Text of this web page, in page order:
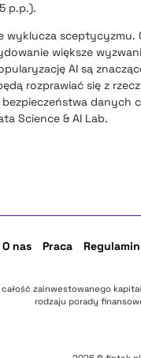
p.p.).
sceptycyzmu.
większe
AI są
rozprawiać się z
danych
Science & AI Lab.
O nas Praca Regulamin
zainwestowanego
rodzaju porady